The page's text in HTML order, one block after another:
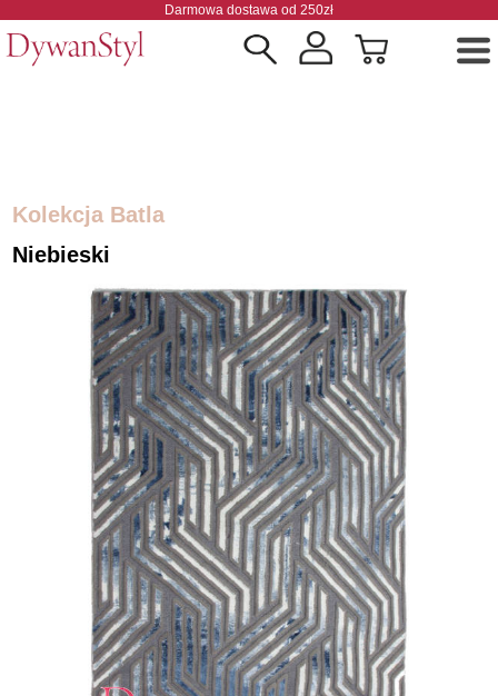
Darmowa dostawa od 250zł
Kolekcja Batla
Niebieski